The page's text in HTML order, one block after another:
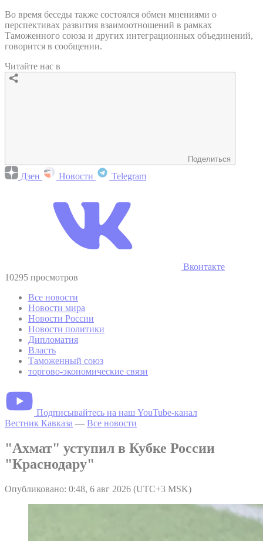
Во время беседы также состоялся обмен мнениями о
перспективах развития взаимоотношений в рамках
Таможенного союза и других интеграционных объединений,
говорится в сообщении.
Читайте нас в
Поделиться
Дзен Новости Telegram
Вконтакте
10295 просмотров
Все новости
Новости мира
Новости России
Новости политики
Дипломатия
Власть
Таможенный союз
торгово-экономические связи
Подписывайтесь на наш YouTube-канал
Вестник Кавказа — Все новости
"Ахмат" уступил в Кубке России
"Краснодару"
Опубликовано: 0:48, 6 авг 2026 (UTC+3 MSK)